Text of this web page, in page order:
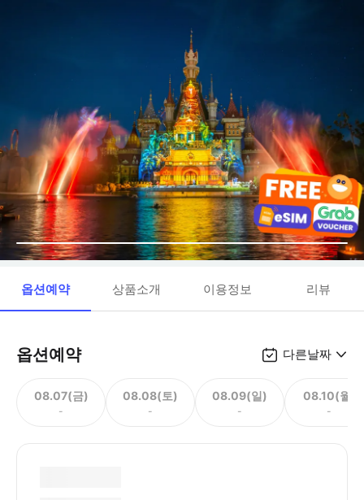
옵션예약 상품소개 이용정보 리뷰
옵션예약 다른날짜
08.07(금)
-
08.08(토)
-
08.09(일)
-
08.10(월)
-